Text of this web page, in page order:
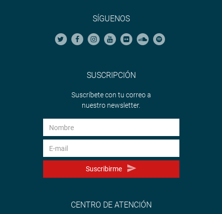
SÍGUENOS
SUSCRIPCIÓN
Suscríbete con tu correo a
nuestro newsletter.
Suscribirme
CENTRO DE ATENCIÓN